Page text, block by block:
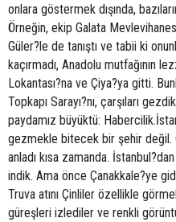
onlara göstermek dışında,
Örneğin, ekip Galata
Güler?le de tanıştı ve tabii ki
kaçırmadı, Anadolu mutfağının
Lokantası?na ve Çiya?ya gitti.
Topkapı Sarayı?nı, çarşıları
paydamız büyüktü:
gezmekle bitecek bir şehir değil.
anladı kısa zamanda.
indik. Ama önce Çanakkale?ye
Truva atını Çinliler özellikle
güreşleri izlediler ve renkli